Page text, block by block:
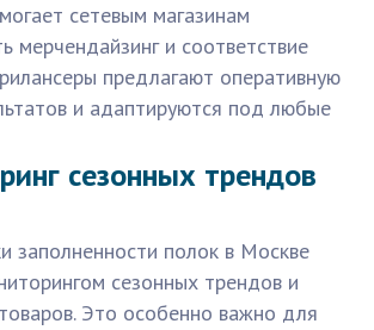
сетевым магазинам
мерчендайзинг и соответствие
предлагают оперативную
и адаптируются под любые
сезонных трендов
заполненности полок в Москве
сезонных трендов и
Это особенно важно для